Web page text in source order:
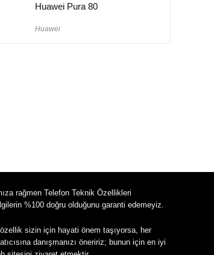
Huawei Pura 80
Huawei
rağmen Telefon Teknik Özellikleri
%100 doğru olduğunu garanti edemeyiz.
sizin için hayati önem taşıyorsa, her
danışmanızı öneririz; bunun için en iyi